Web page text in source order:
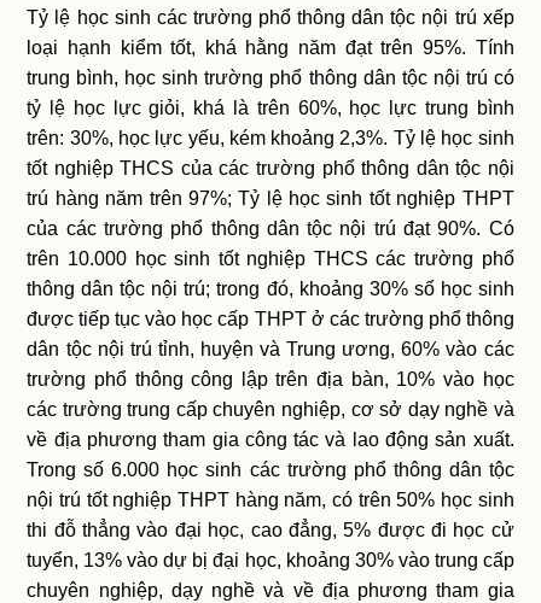
Tỷ lệ học sinh các trường phổ thông dân tộc nội trú xếp
loại hạnh kiểm tốt, khá hằng năm đạt trên 95%. Tính
trung bình, học sinh trường phổ thông dân tộc nội trú có
tỷ lệ học lực giỏi, khá là trên 60%, học lực trung bình
trên: 30%, học lực yếu, kém khoảng 2,3%. Tỷ lệ học sinh
tốt nghiệp THCS của các trường phổ thông dân tộc nội
trú hàng năm trên 97%; Tỷ lệ học sinh tốt nghiệp THPT
của các trường phổ thông dân tộc nội trú đạt 90%. Có
trên 10.000 học sinh tốt nghiệp THCS các trường phổ
thông dân tộc nội trú; trong đó, khoảng 30% số học sinh
được tiếp tục vào học cấp THPT ở các trường phổ thông
dân tộc nội trú tỉnh, huyện và Trung ương, 60% vào các
trường phổ thông công lập trên địa bàn, 10% vào học
các trường trung cấp chuyên nghiệp, cơ sở dạy nghề và
về địa phương tham gia công tác và lao động sản xuất.
Trong số 6.000 học sinh các trường phổ thông dân tộc
nội trú tốt nghiệp THPT hàng năm, có trên 50% học sinh
thi đỗ thẳng vào đại học, cao đẳng, 5% được đi học cử
tuyển, 13% vào dự bị đại học, khoảng 30% vào trung cấp
chuyên nghiệp, dạy nghề và về địa phương tham gia